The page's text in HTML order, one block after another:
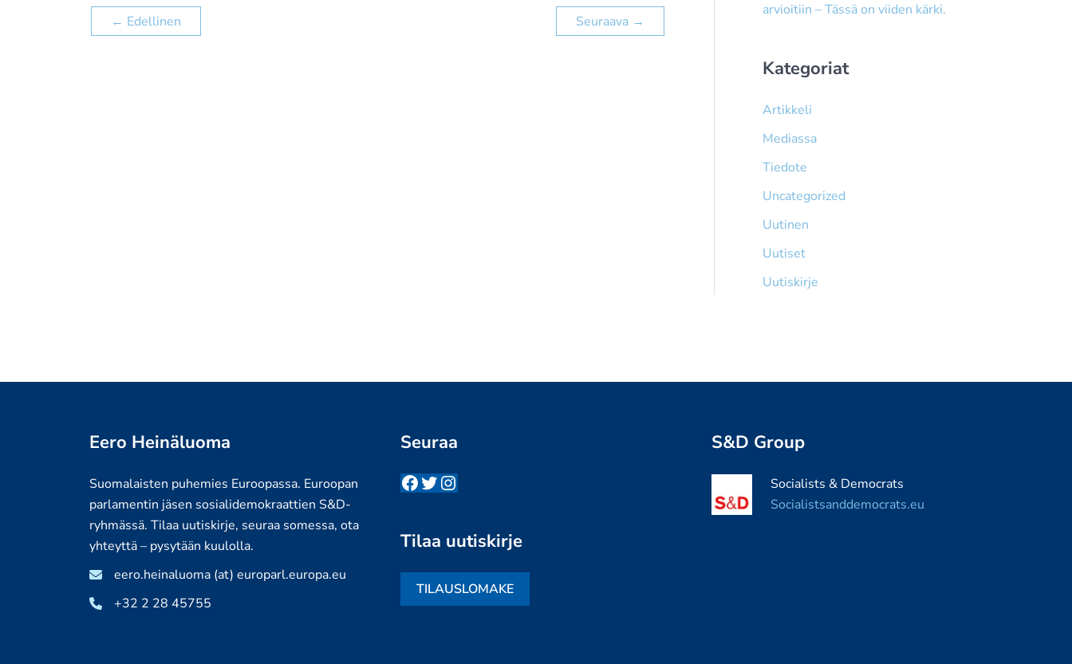
← Edellinen Seuraava →
arvioitiin – Tässä on viiden kärki.
Kategoriat
Artikkeli
Mediassa
Tiedote
Uncategorized
Uutinen
Uutiset
Uutiskirje
Eero Heinäluoma
Suomalaisten puhemies Euroopassa. Euroopan
parlamentin jäsen sosialidemokraattien S&D-
ryhmässä. Tilaa uutiskirje, seuraa somessa, ota
yhteyttä – pysytään kuulolla.
eero.heinaluoma (at) europarl.europa.eu
+32 2 28 45755
Seuraa
Facebook
Twitter
Instagram
Tilaa uutiskirje
TILAUSLOMAKE
S&D Group
Socialists & Democrats
Socialistsanddemocrats.eu